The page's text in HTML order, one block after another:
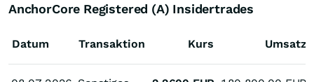
AnchorCore Registered (A) Insidertrades
Datum Transaktion Kurs Umsatz